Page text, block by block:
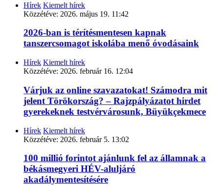
Hírek Kiemelt hírek
Közzétéve: 2026. május 19. 11:42
2026-ban is térítésmentesen kapnak
tanszercsomagot iskolába menő óvodásaink
Hírek Kiemelt hírek
Közzétéve: 2026. február 16. 12:04
Várjuk az online szavazatokat! Számodra mit
jelent Törökország? – Rajzpályázatot hirdet
gyerekeknek testvérvárosunk, Büyükçekmece
Hírek Kiemelt hírek
Közzétéve: 2026. február 5. 13:02
100 millió forintot ajánlunk fel az államnak a
békásmegyeri HÉV-aluljáró
akadálymentesítésére